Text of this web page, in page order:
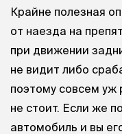
Крайне полезная
от наезда на
при движении
не видит либо
поэтому совсем уж
не стоит. Если же
автомобиль и вы